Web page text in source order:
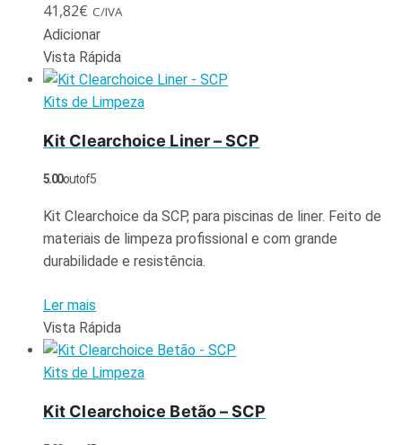
41,82€ C/IVA
Adicionar
Vista Rápida
Kits de Limpeza
Kit Clearchoice Liner – SCP
5.00out of 5
Kit Clearchoice da SCP, para piscinas de liner. Feito de
materiais de limpeza profissional e com grande
durabilidade e resistência.
Ler mais
Vista Rápida
Kits de Limpeza
Kit Clearchoice Betão – SCP